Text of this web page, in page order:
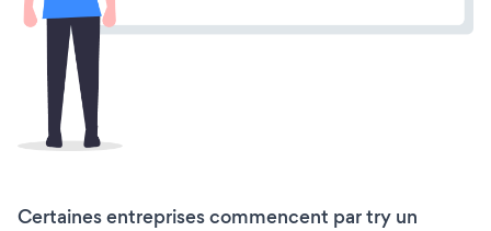
Certaines entreprises commencent par try un